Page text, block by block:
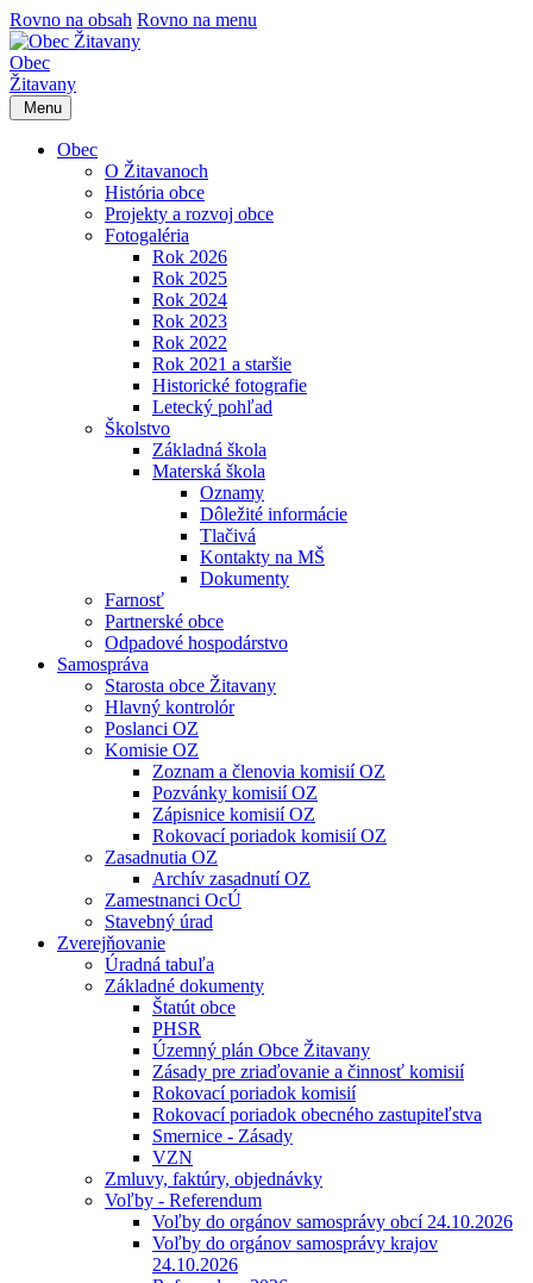
Rovno na obsah Rovno na menu
Obec
Žitavany
Menu
Obec
O Žitavanoch
História obce
Projekty a rozvoj obce
Fotogaléria
Rok 2026
Rok 2025
Rok 2024
Rok 2023
Rok 2022
Rok 2021 a staršie
Historické fotografie
Letecký pohľad
Školstvo
Základná škola
Materská škola
Oznamy
Dôležité informácie
Tlačivá
Kontakty na MŠ
Dokumenty
Farnosť
Partnerské obce
Odpadové hospodárstvo
Samospráva
Starosta obce Žitavany
Hlavný kontrolór
Poslanci OZ
Komisie OZ
Zoznam a členovia komisií OZ
Pozvánky komisií OZ
Zápisnice komisií OZ
Rokovací poriadok komisií OZ
Zasadnutia OZ
Archív zasadnutí OZ
Zamestnanci OcÚ
Stavebný úrad
Zverejňovanie
Úradná tabuľa
Základné dokumenty
Štatút obce
PHSR
Územný plán Obce Žitavany
Zásady pre zriaďovanie a činnosť komisií
Rokovací poriadok komisií
Rokovací poriadok obecného zastupiteľstva
Smernice - Zásady
VZN
Zmluvy, faktúry, objednávky
Voľby - Referendum
Voľby do orgánov samosprávy obcí 24.10.2026
Voľby do orgánov samosprávy krajov
24.10.2026